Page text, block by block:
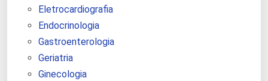
Eletrocardiografia
Endocrinologia
Gastroenterologia
Geriatria
Ginecologia